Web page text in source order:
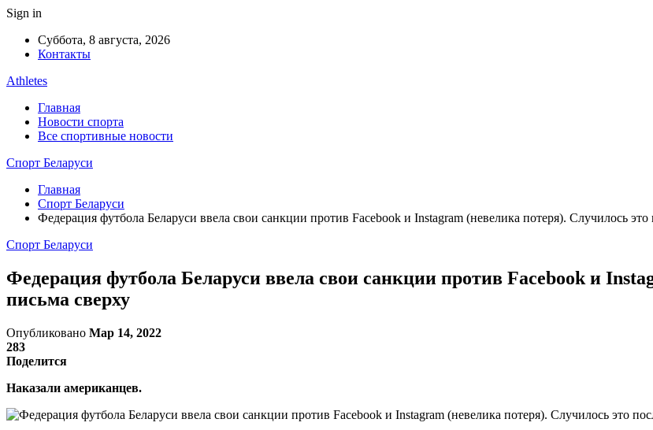
Sign in
Суббота, 8 августа, 2026
Контакты
Athletes
Главная
Новости спорта
Все спортивные новости
Спорт Беларуси
Главная
Спорт Беларуси
Федерация футбола Беларуси ввела свои санкции против Facebook и Instagram (невелика потеря). Случилось это
Спорт Беларуси
Федерация футбола Беларуси ввела свои санкции против Facebook и
письма сверху
Опубликовано Мар 14, 2022
283
Поделится
Наказали американцев.